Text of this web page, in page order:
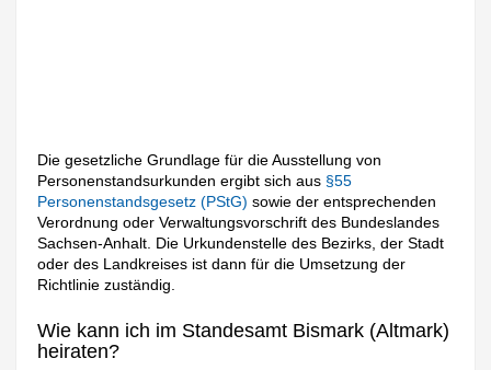
Die gesetzliche Grundlage für die Ausstellung von
Personenstandsurkunden ergibt sich aus §55
Personenstandsgesetz (PStG)sowie der entsprechenden
Verordnung oder Verwaltungsvorschrift des Bundeslandes
Sachsen-Anhalt. Die Urkundenstelle des Bezirks, der Stadt
oder des Landkreises ist dann für die Umsetzung der
Richtlinie zuständig.
Wie kann ich im Standesamt Bismark (Altmark)
heiraten?